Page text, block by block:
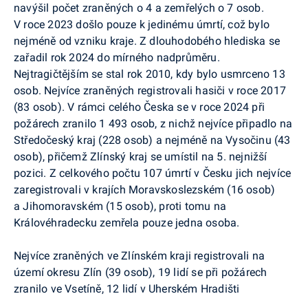
navýšil počet zraněných o 4 a zemřelých o 7 osob.
V roce 2023 došlo pouze k jedinému úmrtí, což bylo
nejméně od vzniku kraje. Z dlouhodobého hlediska se
zařadil rok 2024 do mírného nadprůměru.
Nejtragičtějším se stal rok 2010, kdy bylo usmrceno 13
osob. Nejvíce zraněných registrovali hasiči v roce 2017
(83 osob). V rámci celého Česka se v roce 2024 při
požárech zranilo 1 493 osob, z nichž nejvíce připadlo na
Středočeský kraj (228 osob) a nejméně na Vysočinu (43
osob), přičemž Zlínský kraj se umístil na 5. nejnižší
pozici. Z celkového počtu 107 úmrtí v Česku jich nejvíce
zaregistrovali v krajích Moravskoslezském (16 osob)
a Jihomoravském (15 osob), proti tomu na
Královéhradecku zemřela pouze jedna osoba.
Nejvíce zraněných ve Zlínském kraji registrovali na
území okresu Zlín (39 osob), 19 lidí se při požárech
zranilo ve Vsetíně, 12 lidí v Uherském Hradišti